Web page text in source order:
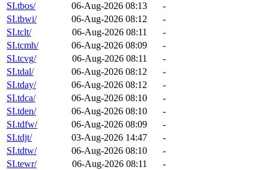
SI.tbos/
06-Aug-2026 08:13
-
SI.tbwi/
06-Aug-2026 08:12
-
SI.tclt/
06-Aug-2026 08:11
-
SI.tcmh/
06-Aug-2026 08:09
-
SI.tcvg/
06-Aug-2026 08:11
-
SI.tdal/
06-Aug-2026 08:12
-
SI.tday/
06-Aug-2026 08:12
-
SI.tdca/
06-Aug-2026 08:10
-
SI.tden/
06-Aug-2026 08:10
-
SI.tdfw/
06-Aug-2026 08:09
-
SI.tdjt/
03-Aug-2026 14:47
-
SI.tdtw/
06-Aug-2026 08:10
-
SI.tewr/
06-Aug-2026 08:11
-